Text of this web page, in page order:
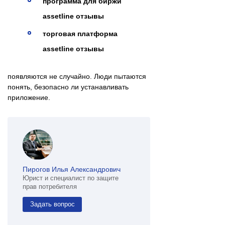
assetline отзывы
торговая платформа
assetline отзывы
появляются не случайно. Люди пытаются
понять, безопасно ли устанавливать
приложение.
Пирогов Илья Александрович
Юрист и специалист по защите
прав потребителя
Задать вопрос